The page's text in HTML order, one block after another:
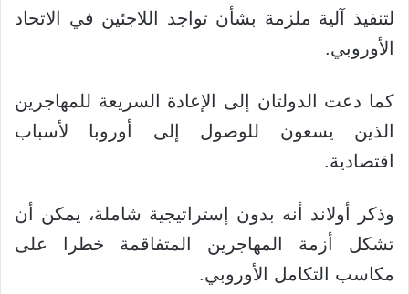
لتنفيذ آلية ملزمة بشأن تواجد اللاجئين في الاتحاد
الأوروبي.
كما دعت الدولتان إلى الإعادة السريعة للمهاجرين
الذين يسعون للوصول إلى أوروبا لأسباب
اقتصادية.
وذكر أولاند أنه بدون إستراتيجية شاملة، يمكن أن
تشكل أزمة المهاجرين المتفاقمة خطرا على
مكاسب التكامل الأوروبي.